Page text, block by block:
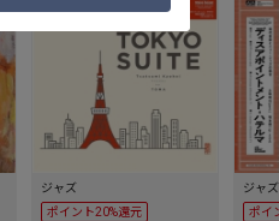
ジャズ
ポイント20%還元
ジャズ
ポイ